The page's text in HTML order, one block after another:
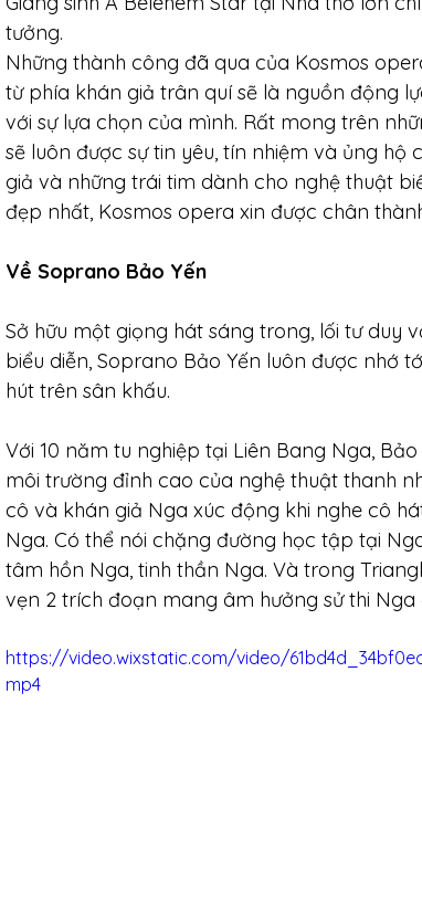
tưởng.
Những thành công đã qua của Kosmos
từ phía khán giả trân quí sẽ là nguồn động
với sự lựa chọn của mình. Rất mong trên
sẽ luôn được sự tin yêu, tín nhiệm và ủng
giả và những trái tim dành cho nghệ thuật
đẹp nhất, Kosmos opera xin được chân
Về Soprano Bảo Yến
Sở hữu một giọng hát sáng trong, lối tư duy
biểu diễn, Soprano Bảo Yến luôn được nhớ
hút trên sân khấu.
Với 10 năm tu nghiệp tại Liên Bang Nga,
môi trường đỉnh cao của nghệ thuật thanh
cô và khán giả Nga xúc động khi nghe cô
Nga. Có thể nói chặng đường học tập tại
tâm hồn Nga, tinh thần Nga. Và trong
vẹn 2 trích đoạn mang âm hưởng sử thi Nga
https://video.wixstatic.com/video/
mp4